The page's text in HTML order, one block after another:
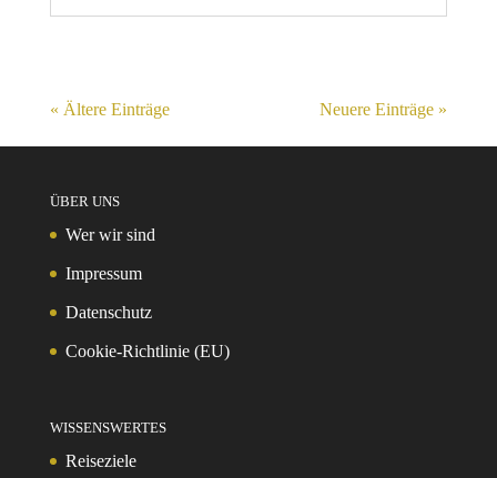
« Ältere Einträge Neuere Einträge »
ÜBER UNS
Wer wir sind
Impressum
Datenschutz
Cookie-Richtlinie (EU)
WISSENSWERTES
Reiseziele